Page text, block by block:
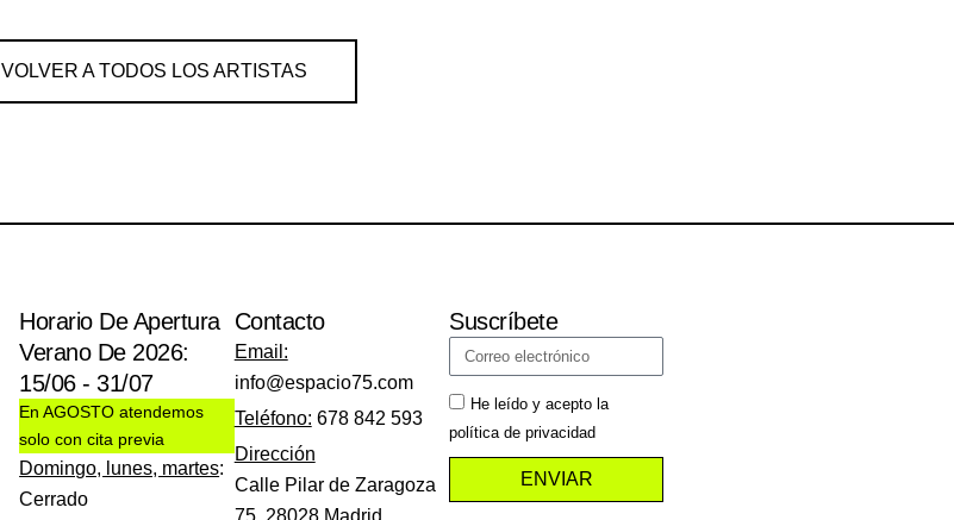
VOLVER A TODOS LOS ARTISTAS
Horario De Apertura
Verano De 2026:
15/06 - 31/07
En AGOSTO atendemos
solo con cita previa
Domingo, lunes, martes:
Cerrado
Contacto
Email:
info@espacio75.com
Teléfono: 678 842 593
Dirección
Calle Pilar de Zaragoza
75, 28028 Madrid
Suscríbete
He leído y acepto la
política de privacidad
ENVIAR